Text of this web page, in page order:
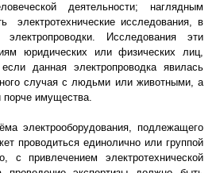
деятельности; наглядным
электротехнические исследования, в
электропроводки. Исследования эти
юридических или физических лиц,
данная электропроводка явилась
случая с людьми или животными, а
порче имущества.
электрооборудования, подлежащего
проводиться единолично или группой
с привлечением электротехнической